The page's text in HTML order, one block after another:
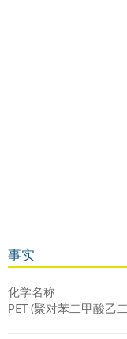
事实
化学名称
PET (聚对苯二甲酸乙